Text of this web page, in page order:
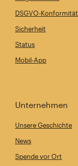
DSGVO-Konformität
Sicherheit
Status
Mobil-App
Unternehmen
Unsere Geschichte
News
Spende vor Ort